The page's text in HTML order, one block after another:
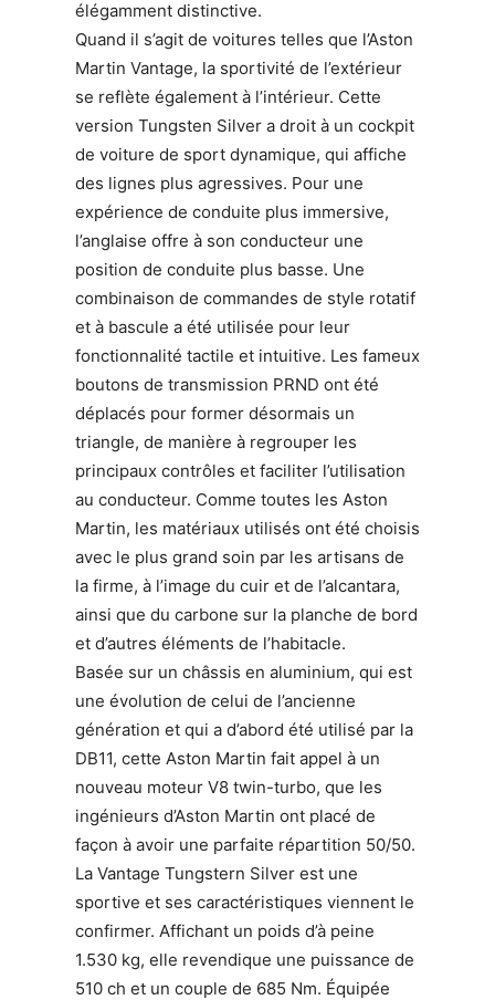
élégamment distinctive.
Quand il s’agit de voitures telles que l’Aston
Martin Vantage, la sportivité de l’extérieur
se reflète également à l’intérieur. Cette
version Tungsten Silver a droit à un cockpit
de voiture de sport dynamique, qui affiche
des lignes plus agressives. Pour une
expérience de conduite plus immersive,
l’anglaise offre à son conducteur une
position de conduite plus basse. Une
combinaison de commandes de style rotatif
et à bascule a été utilisée pour leur
fonctionnalité tactile et intuitive. Les fameux
boutons de transmission PRND ont été
déplacés pour former désormais un
triangle, de manière à regrouper les
principaux contrôles et faciliter l’utilisation
au conducteur. Comme toutes les Aston
Martin, les matériaux utilisés ont été choisis
avec le plus grand soin par les artisans de
la firme, à l’image du cuir et de l’alcantara,
ainsi que du carbone sur la planche de bord
et d’autres éléments de l’habitacle.
Basée sur un châssis en aluminium, qui est
une évolution de celui de l’ancienne
génération et qui a d’abord été utilisé par la
DB11, cette Aston Martin fait appel à un
nouveau moteur V8 twin-turbo, que les
ingénieurs d’Aston Martin ont placé de
façon à avoir une parfaite répartition 50/50.
La Vantage Tungstern Silver est une
sportive et ses caractéristiques viennent le
confirmer. Affichant un poids d’à peine
1.530 kg, elle revendique une puissance de
510 ch et un couple de 685 Nm. Équipée